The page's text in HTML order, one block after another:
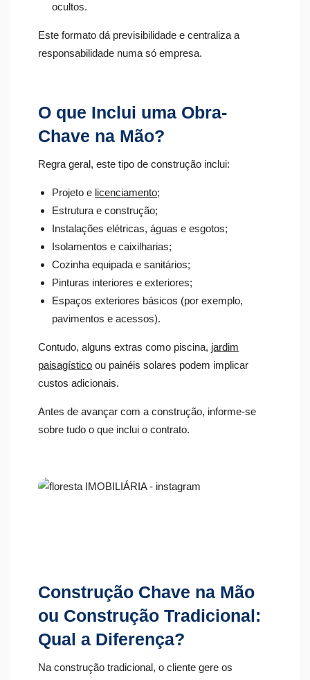
ocultos.
Este formato dá previsibilidade e centraliza a
responsabilidade numa só empresa.
O que Inclui uma Obra-
Chave na Mão?
Regra geral, este tipo de construção inclui:
Projeto e licenciamento;
Estrutura e construção;
Instalações elétricas, águas e esgotos;
Isolamentos e caixilharias;
Cozinha equipada e sanitários;
Pinturas interiores e exteriores;
Espaços exteriores básicos (por exemplo,
pavimentos e acessos).
Contudo, alguns extras como piscina, jardim
paisagístico ou painéis solares podem implicar
custos adicionais.
Antes de avançar com a construção, informe-se
sobre tudo o que inclui o contrato.
Construção Chave na Mão
ou Construção Tradicional:
Qual a Diferença?
Na construção tradicional, o cliente gere os